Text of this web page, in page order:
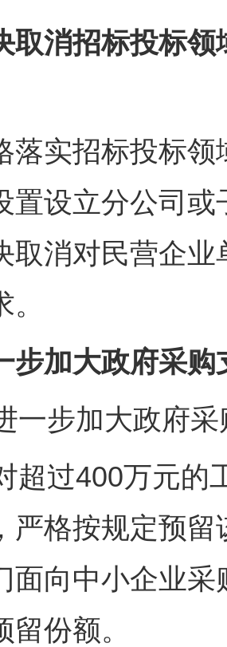
消招标投标领
实招标投标领
置设立分公司
取消对民营企
加大政府采购
加大政府采
400万元的工
严格按规定预
面向中小企业
份额。